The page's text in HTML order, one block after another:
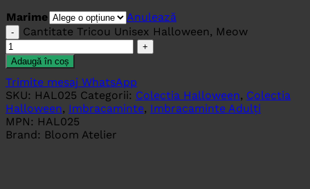
Marime
Anulează
Cantitate Tricou Unisex Halloween, Meow
Adaugă în coș
Trimite mesaj WhatsApp
SKU: HAL025 Categorii: Colectia Halloween, Colectia
Halloween, Imbracaminte, Imbracaminte Adulți
MPN: HAL025
Brand: Bloom Atelier